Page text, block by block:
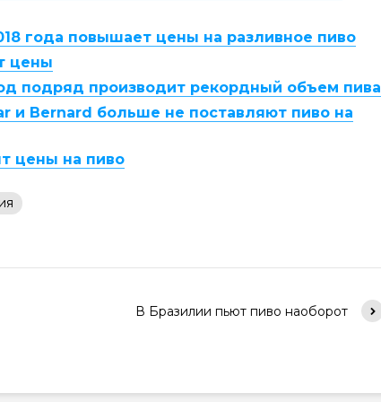
года повышает цены на разливное пиво
цены
подряд производит рекордный объем пива
и Bernard больше не поставляют пиво на
цены на пиво
В Бразилии пьют пиво наоборот